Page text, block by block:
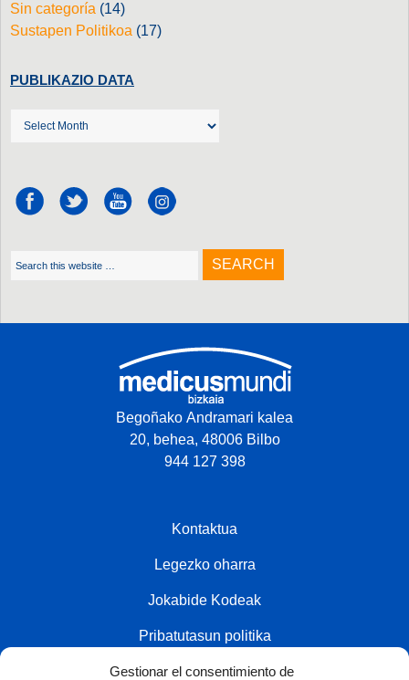
Gestionar el consentimiento de
Sin categoría (14)
Sustapen Politikoa (17)
PUBLIKAZIO DATA
Begoñako Andramari kalea
20, behea, 48006 Bilbo
944 127 398
Kontaktua
Legezko oharra
Jokabide Kodeak
Pribatutasun politika
Cookien politika